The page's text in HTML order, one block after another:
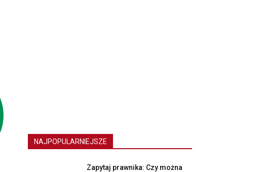
NAJPOPULARNIEJSZE
Zapytaj prawnika: Czy można